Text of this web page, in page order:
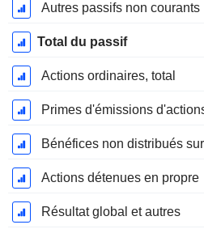
Autres passifs non courants
Total du passif
Actions ordinaires, total
Primes d'émissions
Bénéfices non distribués
Actions détenues en propre
Résultat global et autres